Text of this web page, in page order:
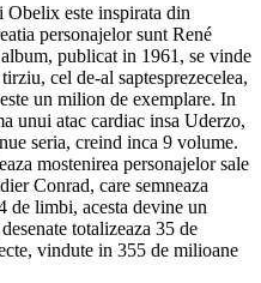
este inspirata din
personajelor sunt René
publicat in 1961, se vinde
cel de-al saptesprezecelea,
un milion de exemplare. In
unui atac cardiac insa Uderzo,
seria, creind inca 9 volume.
mostenirea personajelor sale
Conrad, care semneaza
de limbi, acesta devine un
totalizeaza 35 de
vindute in 355 de milioane